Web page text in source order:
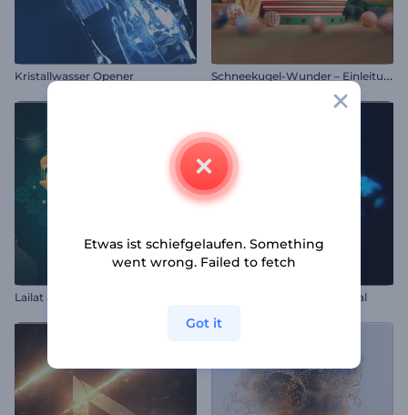
Kristallwasser Opener S
chneekugel-Wunder – Einleitung
Lailat al Miraj Animationen Chromatisches Logo-Reveal
Etwas ist schiefgelaufen. Something
went wrong. Failed to fetch
Got it